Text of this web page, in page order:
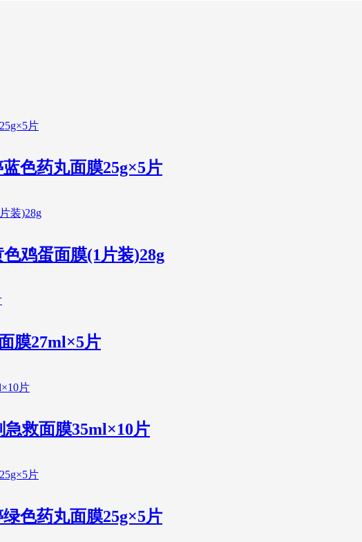
色药丸面膜25g×5片
鸡蛋面膜(1片装)28g
膜27ml×5片
救面膜35ml×10片
色药丸面膜25g×5片